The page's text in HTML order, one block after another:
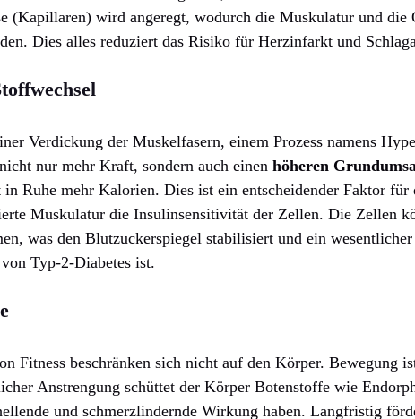
(Kapillaren) wird angeregt, wodurch die Muskulatur und die
Dies alles reduziert das Risiko für Herzinfarkt und
Verdickung der Muskelfasern, einem Prozess namens
nur mehr Kraft, sondern auch einen höheren
in Ruhe mehr Kalorien. Dies ist ein entscheidender Faktor
Muskulatur die Insulinsensitivität der Zellen. Die Zellen
was den Blutzuckerspiegel stabilisiert und ein wesentlicher
Typ-2-Diabetes ist.
Fitness beschränken sich nicht auf den Körper. Bewegung
Anstrengung schüttet der Körper Botenstoffe wie
und schmerzlindernde Wirkung haben. Langfristig